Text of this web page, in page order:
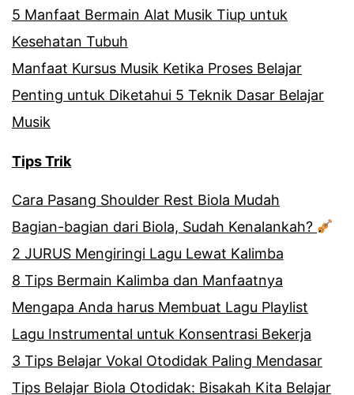
5 Manfaat Bermain Alat Musik Tiup untuk
Kesehatan Tubuh
Manfaat Kursus Musik Ketika Proses Belajar
Penting untuk Diketahui 5 Teknik Dasar Belajar
Musik
Tips Trik
Cara Pasang Shoulder Rest Biola Mudah
Bagian-bagian dari Biola, Sudah Kenalankah?
2 JURUS Mengiringi Lagu Lewat Kalimba
8 Tips Bermain Kalimba dan Manfaatnya
Mengapa Anda harus Membuat Lagu Playlist
Lagu Instrumental untuk Konsentrasi Bekerja
3 Tips Belajar Vokal Otodidak Paling Mendasar
Tips Belajar Biola Otodidak: Bisakah Kita Belajar